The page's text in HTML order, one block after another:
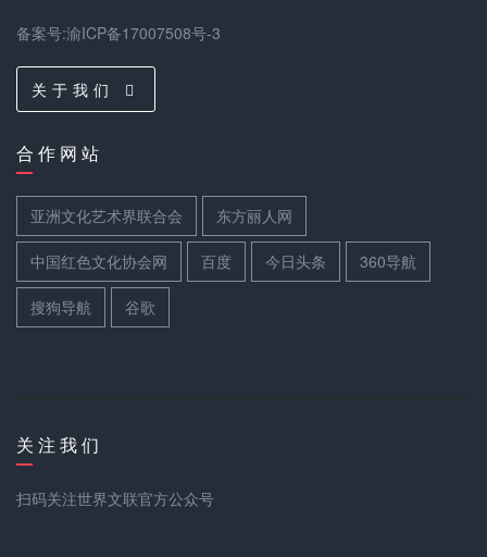
备案号:渝ICP备17007508号-3
关 于 我 们
合 作 网 站
亚洲文化艺术界联合会 东方丽人网
中国红色文化协会网 百度 今日头条 360导航
搜狗导航 谷歌
关 注 我 们
扫码关注世界文联官方公众号